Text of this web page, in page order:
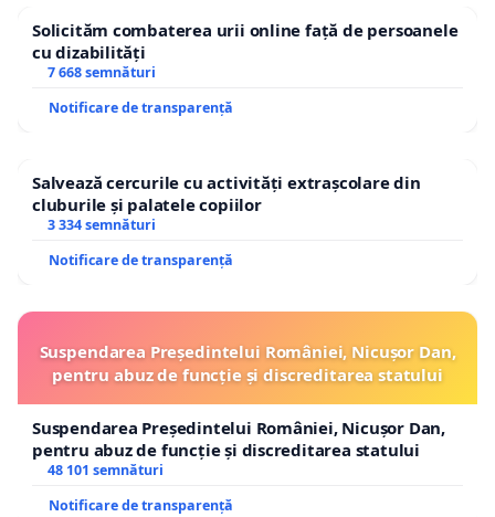
Solicităm combaterea urii online față de persoanele
cu dizabilități
7 668 semnături
Notificare de transparență
Salvează cercurile cu activități extrașcolare din
cluburile și palatele copiilor
3 334 semnături
Notificare de transparență
Suspendarea Președintelui României, Nicușor Dan,
pentru abuz de funcție și discreditarea statului
Suspendarea Președintelui României, Nicușor Dan,
pentru abuz de funcție și discreditarea statului
48 101 semnături
Notificare de transparență